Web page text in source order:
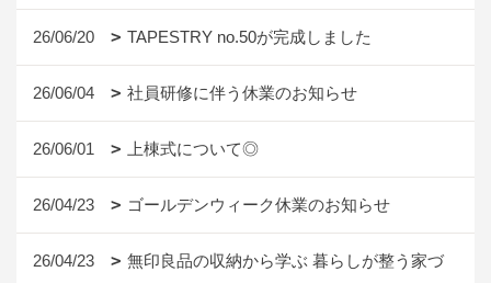
26/06/20 TAPESTRY no.50が完成しました
26/06/04 社員研修に伴う休業のお知らせ
26/06/01 上棟式について◎
26/04/23 ゴールデンウィーク休業のお知らせ
26/04/23
無印良品の収納から学ぶ 暮らしが整う家づ